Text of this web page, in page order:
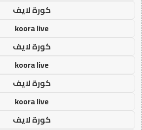
كورة لايف
koora live
كورة لايف
koora live
كورة لايف
koora live
كورة لايف